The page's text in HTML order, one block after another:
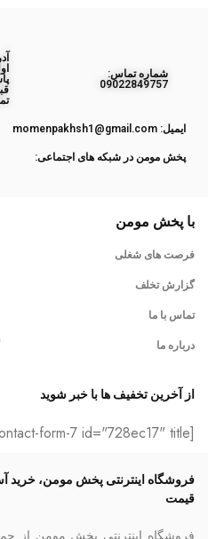
ﺷﻤﺎره ﺗﻤﺎس:
09022849757
ایمیل: momenpakhsh1@gmail.com
پخش مومن در شبکه های اجتماعی:
با پخش مومن
فرصت های شغلی
گزارش تخلف
تماس با ما
درباره ما
از آخرین تخفیف ها با خبر شوید
[contact-form-7 id="728ec17" title="فرم تماس فوتر"]
فروشگاه اینترنتی پخش مومن، خرید
قیمت
فروشگاه اینترنتی پخش مومن از